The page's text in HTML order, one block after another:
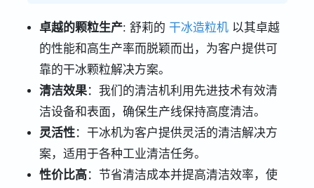
卓越的颗粒生产: 舒莉的 干冰造粒机以其卓越
的性能和高生产率而脱颖而出，为客户提供可
靠的干冰颗粒解决方案。
清洁效果：我们的清洁机利用先进技术有效清
洁设备和表面，确保生产线保持高度清洁。
灵活性：干冰机为客户提供灵活的清洁解决方
案，适用于各种工业清洁任务。
性价比高：节省清洁成本并提高清洁效率，使